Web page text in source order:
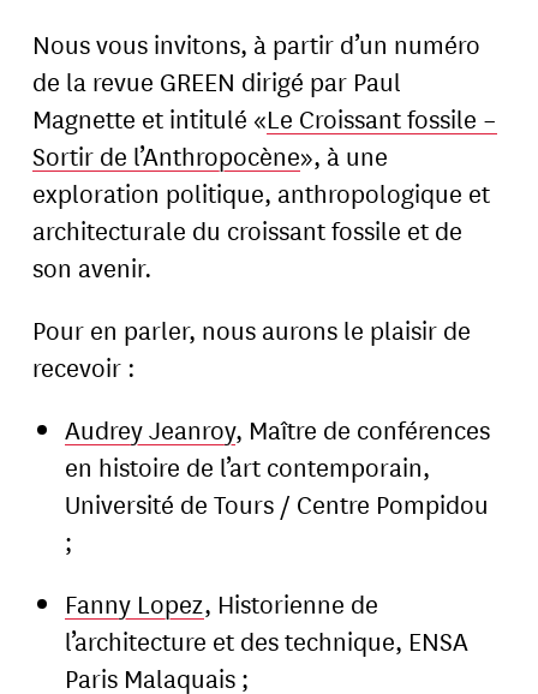
Nous vous invitons, à partir d’un numéro
de la revue GREEN dirigé par Paul
Magnette et intitulé «Le Croissant fossile –
Sortir de l’Anthropocène», à une
exploration politique, anthropologique et
architecturale du croissant fossile et de
son avenir.
Pour en parler, nous aurons le plaisir de
recevoir :
Audrey Jeanroy, Maître de conférences
en histoire de l’art contemporain,
Université de Tours / Centre Pompidou
;
Fanny Lopez, Historienne de
l’architecture et des technique, ENSA
Paris Malaquais ;